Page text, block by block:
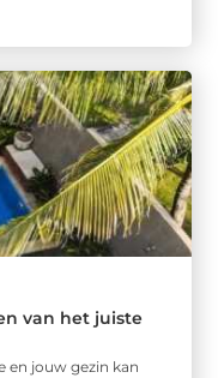
van het juiste
en jouw gezin kan